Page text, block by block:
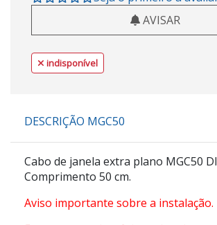
AVISAR
indisponível
DESCRIÇÃO MGC50
Cabo de janela extra plano MGC50
Comprimento 50 cm.
Aviso importante sobre a instalação.